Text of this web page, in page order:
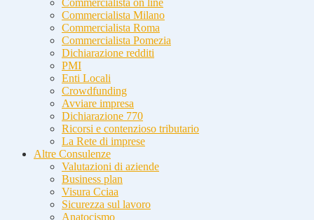
Commercialista on line
Commercialista Milano
Commercialista Roma
Commercialista Pomezia
Dichiarazione redditi
PMI
Enti Locali
Crowdfunding
Avviare impresa
Dichiarazione 770
Ricorsi e contenzioso tributario
La Rete di imprese
Altre Consulenze
Valutazioni di aziende
Business plan
Visura Cciaa
Sicurezza sul lavoro
Anatocismo